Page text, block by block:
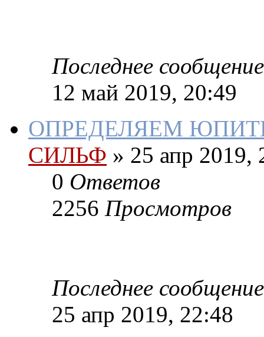
Последнее сообщение
12 май 2019, 20:49
ОПРЕДЕЛЯЕМ
СИЛЬФ » 25 апр 2019,
0 Ответов
2256 Просмотров
Последнее сообщение
25 апр 2019, 22:48